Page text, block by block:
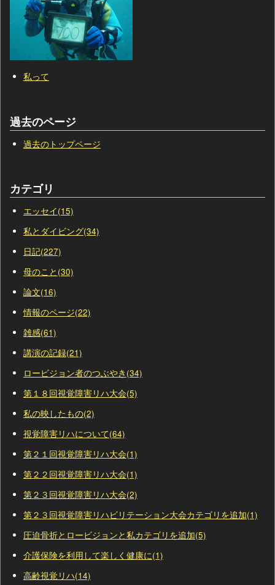
私って
過去のページ
過去のトップページ
カテゴリ
エッセイ(15)
私とダイビング(34)
日記(227)
母のこと(30)
論文(16)
情報のページ(22)
雑感(61)
講演の記録(21)
ロービジョン者のつぶやき(34)
第１８回視覚障害リハ大会(5)
私の映したもの(2)
視覚障害リハについて(64)
第２１回視覚障害リハ大会(1)
第２２回視覚障害リハ大会(1)
第２３回視覚障害リハ大会(2)
第２３回視覚障害リハビリテーション大会カテゴリを追加(1)
圧迫骨折とロービジョンと私カテゴリを追加(5)
介護保険を利用して楽しく健康に(1)
高齢視覚リハ(14)